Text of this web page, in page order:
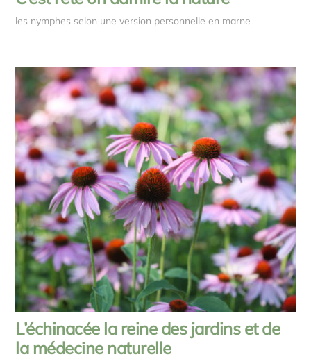
les nymphes selon une version personnelle en marne
L’échinacée la reine des jardins et de
la médecine naturelle